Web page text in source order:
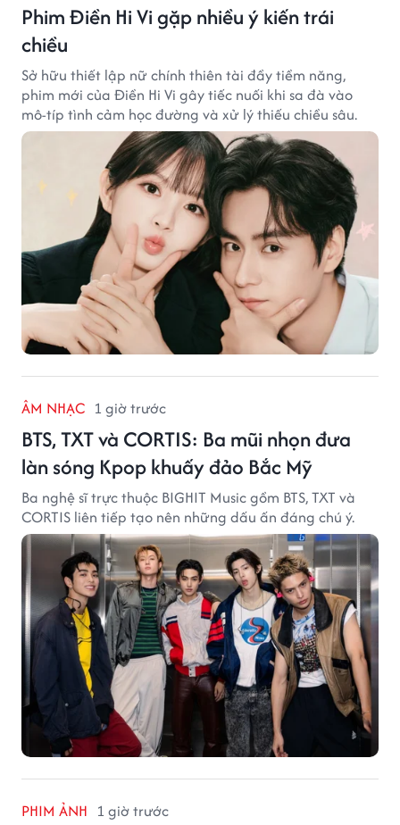
Phim Điền Hi Vi gặp nhiều ý kiến trái
chiều
Sở hữu thiết lập nữ chính thiên tài đầy tiềm năng,
phim mới của Điền Hi Vi gây tiếc nuối khi sa đà vào
mô-típ tình cảm học đường và xử lý thiếu chiều sâu.
ÂM NHẠC 1 giờ trước
BTS, TXT và CORTIS: Ba mũi nhọn đưa
làn sóng Kpop khuấy đảo Bắc Mỹ
Ba nghệ sĩ trực thuộc BIGHIT Music gồm BTS, TXT và
CORTIS liên tiếp tạo nên những dấu ấn đáng chú ý.
PHIM ẢNH 1 giờ trước